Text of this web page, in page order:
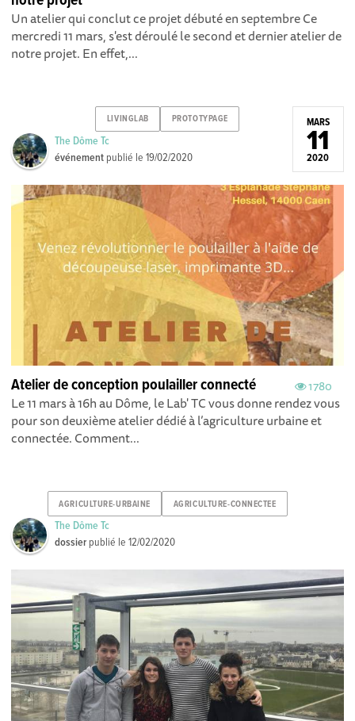
Un atelier qui conclut ce projet débuté en septembre Ce
mercredi 11 mars, s'est déroulé le second et dernier atelier de
notre projet. En effet,...
LIVINGLAB PROTOTYPAGE
The Dôme Tc
événement publié le19/02/2020
MARS
11
2020
1780
Atelier de conception poulailler connecté
Le 11 mars à 16h au Dôme, le Lab' TC vous donne rendez vous
pour son deuxième atelier dédié à l’agriculture urbaine et
connectée. Comment...
AGRICULTURE-URBAINE AGRICULTURE-CONNECTEE
The Dôme Tc
dossier publié le12/02/2020